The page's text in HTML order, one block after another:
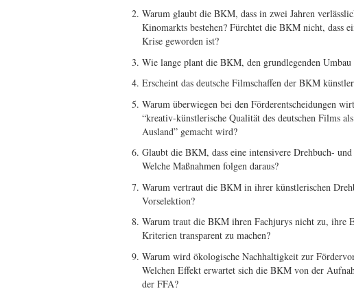
Warum glaubt die BKM, dass in zwei Jahren
Kinomarkts bestehen? Fürchtet die BKM nicht, dass
Krise geworden ist?
Wie lange plant die BKM, den grundlegenden
Erscheint das deutsche Filmschaffen der BKM
Warum überwiegen bei den Förderentscheidungen
“kreativ-künstlerische Qualität des deutschen Films
Ausland” gemacht wird?
Glaubt die BKM, dass eine intensivere Drehbuch-
Welche Maßnahmen folgen daraus?
Warum vertraut die BKM in ihrer künstlerischen
Vorselektion?
Warum traut die BKM ihren Fachjurys nicht zu, ihre
Kriterien transparent zu machen?
Warum wird ökologische Nachhaltigkeit zur
Welchen Effekt erwartet sich die BKM von der
der FFA?